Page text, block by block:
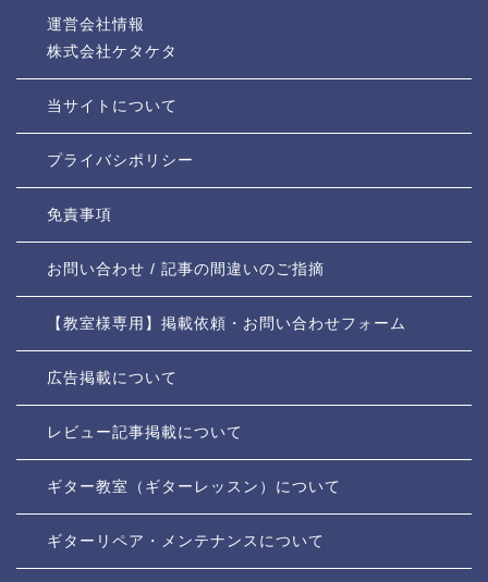
運営会社情報
株式会社ケタケタ
当サイトについて
プライバシポリシー
免責事項
お問い合わせ / 記事の間違いのご指摘
【教室様専用】掲載依頼・お問い合わせフォーム
広告掲載について
レビュー記事掲載について
ギター教室（ギターレッスン）について
ギターリペア・メンテナンスについて